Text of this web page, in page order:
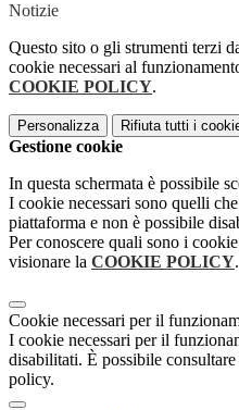
Notizie
Questo sito o gli strumenti terzi
cookie necessari al
COOKIE POLICY.
Personalizza Rifiuta tutti i
Gestione cookie
In questa schermata è possibile
I cookie necessari sono quelli
piattaforma e non è possibile
Per conoscere quali sono i
visionare la COOKIE POLICY.
Cookie necessari per il
I cookie necessari per il
disabilitati. È possibile
policy.